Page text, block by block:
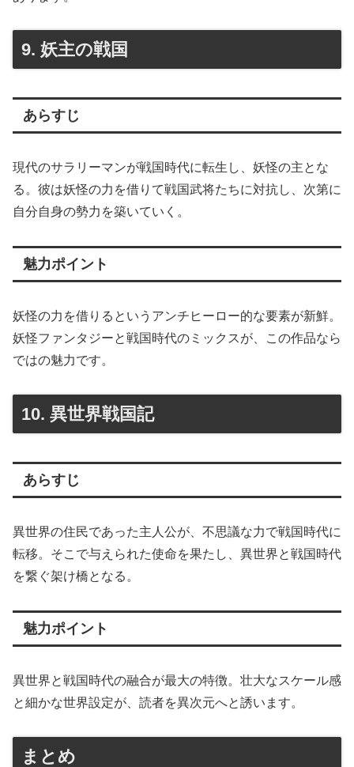
9. 妖主の戦国
あらすじ
現代のサラリーマンが戦国時代に転生し、妖怪の主とな
る。彼は妖怪の力を借りて戦国武将たちに対抗し、次第に
自分自身の勢力を築いていく。
魅力ポイント
妖怪の力を借りるというアンチヒーロー的な要素が新鮮。
妖怪ファンタジーと戦国時代のミックスが、この作品なら
ではの魅力です。
10. 異世界戦国記
あらすじ
異世界の住民であった主人公が、不思議な力で戦国時代に
転移。そこで与えられた使命を果たし、異世界と戦国時代
を繋ぐ架け橋となる。
魅力ポイント
異世界と戦国時代の融合が最大の特徴。壮大なスケール感
と細かな世界設定が、読者を異次元へと誘います。
まとめ